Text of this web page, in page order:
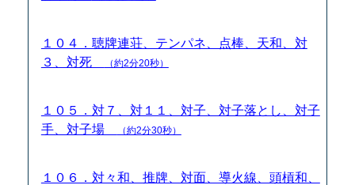
１０４．聴牌連荘、テンパネ、点棒、天和、対
３、対死
（約2分20秒）
１０５．対７、対１１、対子、対子落とし、対子
手、対子場
（約2分30秒）
１０６．対々和、推牌、対面、導火線、頭槓和、